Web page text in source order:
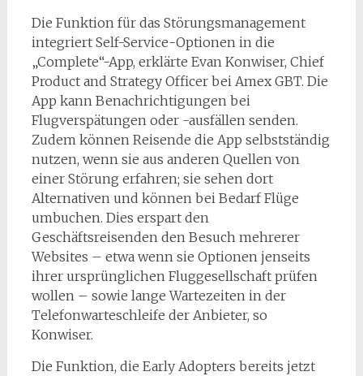
Die Funktion für das Störungsmanagement
integriert Self-Service-Optionen in die
„Complete“-App, erklärte Evan Konwiser, Chief
Product and Strategy Officer bei Amex GBT. Die
App kann Benachrichtigungen bei
Flugverspätungen oder -ausfällen senden.
Zudem können Reisende die App selbstständig
nutzen, wenn sie aus anderen Quellen von
einer Störung erfahren; sie sehen dort
Alternativen und können bei Bedarf Flüge
umbuchen. Dies erspart den
Geschäftsreisenden den Besuch mehrerer
Websites – etwa wenn sie Optionen jenseits
ihrer ursprünglichen Fluggesellschaft prüfen
wollen – sowie lange Wartezeiten in der
Telefonwarteschleife der Anbieter, so
Konwiser.
Die Funktion, die Early Adopters bereits jetzt